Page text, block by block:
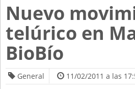
Nuevo
telúrico en
BioBío
General
11/02/2011 a las